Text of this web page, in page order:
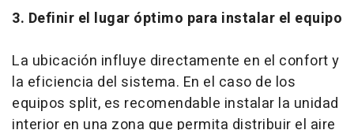
3. Definir el lugar óptimo para instalar el equipo
La ubicación influye directamente en el confort y
la eficiencia del sistema. En el caso de los
equipos split, es recomendable instalar la unidad
interior en una zona que permita distribuir el aire